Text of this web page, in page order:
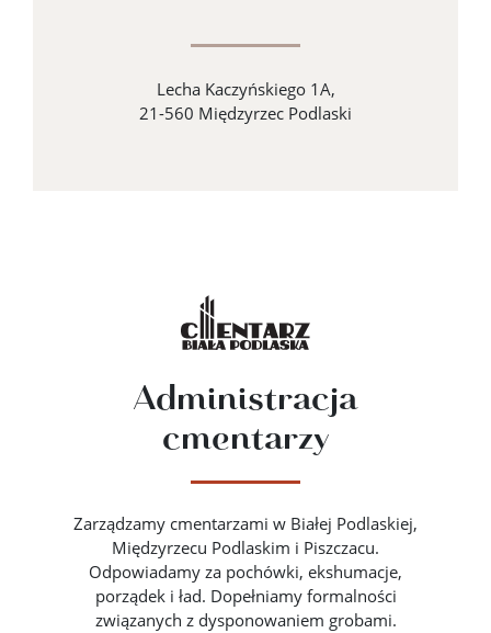
Lecha Kaczyńskiego 1A,
21-560 Międzyrzec Podlaski
Administracja
cmentarzy
Zarządzamy cmentarzami w Białej Podlaskiej,
Międzyrzecu Podlaskim i Piszczacu.
Odpowiadamy za pochówki, ekshumacje,
porządek i ład. Dopełniamy formalności
związanych z dysponowaniem grobami.